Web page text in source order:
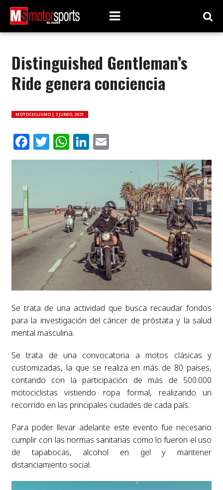
Distinguished Gentleman’s
Ride genera conciencia
MOTOCICLISMO | 3 JUNIO, 2021
Facebook
Twitter
WhatsApp
LinkedIn
Email
Se trata de una actividad que busca recaudar fondos
para la investigación del cáncer de próstata y la salud
mental masculina.
Se trata de una convocatoria a motos clásicas y
customizadas, la que se realiza en más de 80 países,
contando con la participación de más de 500.000
motociclistas vistiendo ropa formal, realizando un
recorrido en las principales ciudades de cada país.
Para poder llevar adelante este evento fue necesario
cumplir con las normas sanitarias como lo fueron el uso
de tapabocas, alcohol en gel y mantener
distanciamiento social.